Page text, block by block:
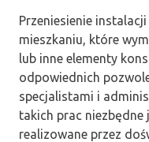
Przeniesienie
mieszkaniu, które
lub inne elementy
odpowiednich
specjalistami i
takich prac niezbędne
realizowane przez